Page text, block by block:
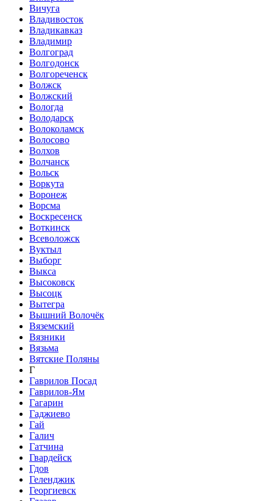
Вичуга
Владивосток
Владикавказ
Владимир
Волгоград
Волгодонск
Волгореченск
Волжск
Волжский
Вологда
Володарск
Волоколамск
Волосово
Волхов
Волчанск
Вольск
Воркута
Воронеж
Ворсма
Воскресенск
Воткинск
Всеволожск
Вуктыл
Выборг
Выкса
Высоковск
Высоцк
Вытегра
Вышний Волочёк
Вяземский
Вязники
Вязьма
Вятские Поляны
Г
Гаврилов Посад
Гаврилов-Ям
Гагарин
Гаджиево
Гай
Галич
Гатчина
Гвардейск
Гдов
Геленджик
Георгиевск